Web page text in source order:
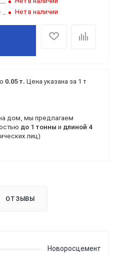
Нет в наличии
0.05 т. Цена указана за 1 т
дом, мы предлагаем
до 1 тонны и длиной 4
лиц)
ОТЗЫВЫ
Новоросцемент